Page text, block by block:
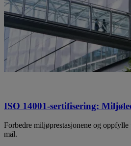
ISO 14001-sertifisering:
Forbedre miljøprestasjonene og
mål.